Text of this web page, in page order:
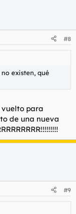
#8
existen, qué
vuelto para
de una nueva
#9